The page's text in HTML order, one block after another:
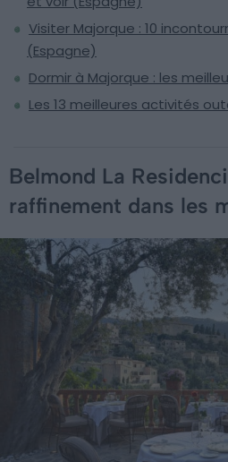
Visiter Majorque : 10
(Espagne)
Dormir à Majorque : les
Les 13 meilleures activités
Belmond La
raffinement dans les